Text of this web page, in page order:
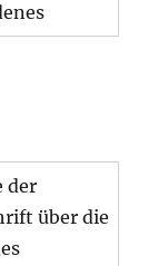
der
über die